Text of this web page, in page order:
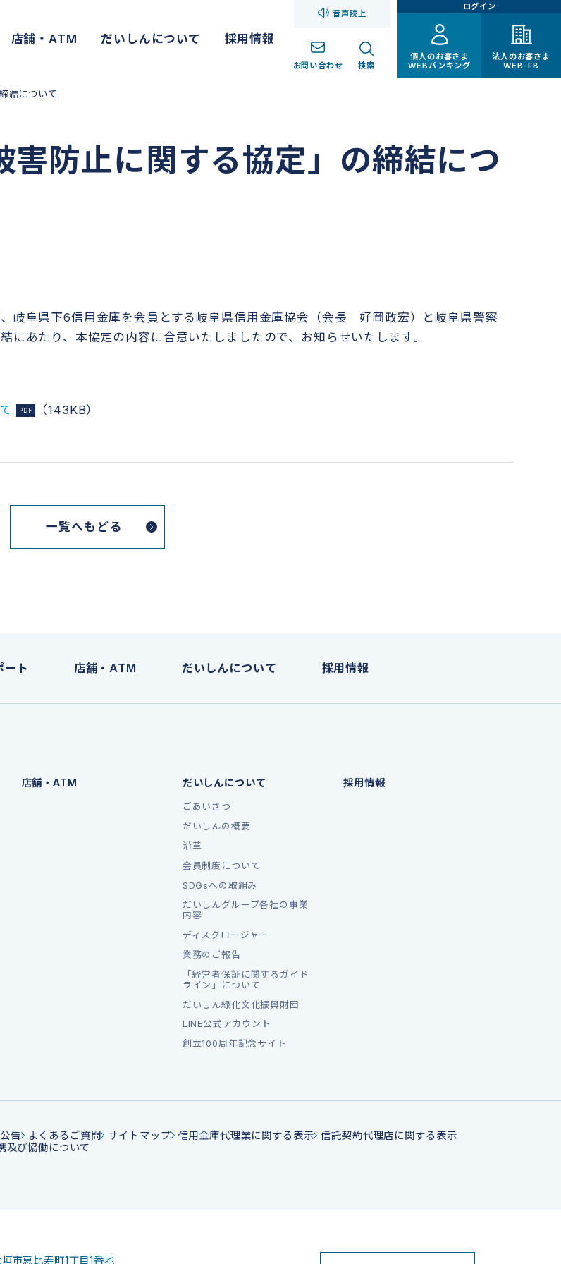
店舗・ATM だいしんについて 採用情報
音声読上
お問い合わせ 検索
ログイン
個人のお客さま
WEBバンキング
法人のお客さま
WEB-FB
結について
害防止に関する協定」の締結につ
岐阜県下6信用金庫を会員とする岐阜県信用金庫協会（会長 好岡政宏）と岐阜県警察
あたり、本協定の内容に合意いたしましたので、お知らせいたします。
（143KB）
一覧へもどる
ート 店舗・ATM だいしんについて 採用情報
店舗・ATM だいしんについて
ごあいさつ
だいしんの概要
沿革
会員制度について
SDGsへの取組み
だいしんグループ各社の事業
内容
ディスクロージャー
業務のご報告
「経営者保証に関するガイド
ライン」について
だいしん緑化文化振興財団
LINE公式アカウント
創立100周年記念サイト
採用情報
告 よくあるご質問 サイトマップ 信用金庫代理業に関する表示 信託契約代理店に関する表示
及び協働について
市恵比寿町1丁目1番地